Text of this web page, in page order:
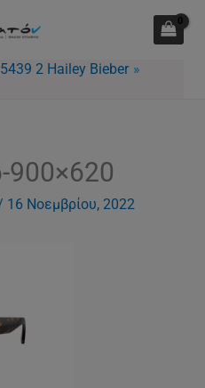
2 Hailey Bieber
900×620
16 Νοεμβρίου, 2022